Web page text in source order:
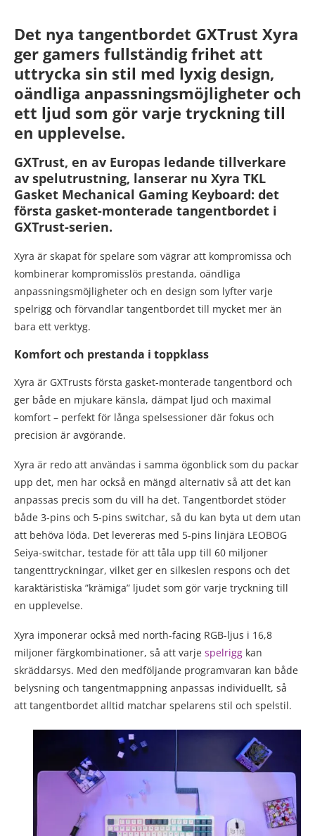
Det nya tangentbordet GXTrust Xyra
ger gamers fullständig frihet att
uttrycka sin stil med lyxig design,
oändliga anpassningsmöjligheter och
ett ljud som gör varje tryckning till
en upplevelse.
GXTrust, en av Europas ledande tillverkare
av spelutrustning, lanserar nu Xyra TKL
Gasket Mechanical Gaming Keyboard: det
första gasket-monterade tangentbordet i
GXTrust-serien.
Xyra är skapat för spelare som vägrar att kompromissa och
kombinerar kompromisslös prestanda, oändliga
anpassningsmöjligheter och en design som lyfter varje
spelrigg och förvandlar tangentbordet till mycket mer än
bara ett verktyg.
Komfort och prestanda i toppklass
Xyra är GXTrusts första gasket-monterade tangentbord och
ger både en mjukare känsla, dämpat ljud och maximal
komfort – perfekt för långa spelsessioner där fokus och
precision är avgörande.
Xyra är redo att användas i samma ögonblick som du packar
upp det, men har också en mängd alternativ så att det kan
anpassas precis som du vill ha det. Tangentbordet stöder
både 3-pins och 5-pins switchar, så du kan byta ut dem utan
att behöva löda. Det levereras med 5-pins linjära LEOBOG
Seiya-switchar, testade för att tåla upp till 60 miljoner
tangenttryckningar, vilket ger en silkeslen respons och det
karaktäristiska ”krämiga” ljudet som gör varje tryckning till
en upplevelse.
Xyra imponerar också med north-facing RGB-ljus i 16,8
miljoner färgkombinationer, så att varje spelrigg kan
skräddarsys. Med den medföljande programvaran kan både
belysning och tangentmappning anpassas individuellt, så
att tangentbordet alltid matchar spelarens stil och spelstil.